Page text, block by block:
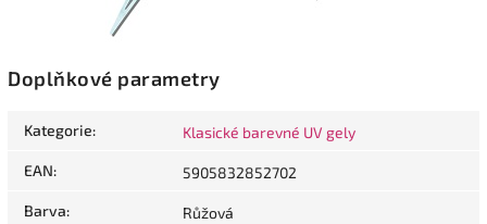
Doplňkové parametry
Kategorie: Klasické barevné UV gely
EAN: 5905832852702
Barva: Růžová